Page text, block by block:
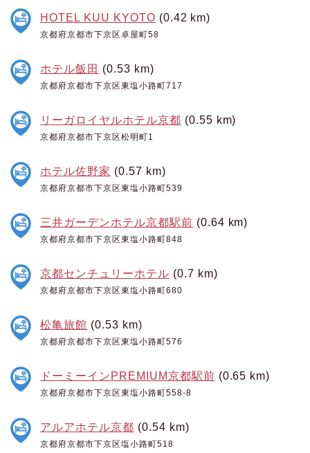
HOTEL KUU KYOTO (0.42 km)
京都府京都市下京区卓屋町58
ホテル飯田 (0.53 km)
京都府京都市下京区東塩小路町717
リーガロイヤルホテル京都 (0.55 km)
京都府京都市下京区松明町1
ホテル佐野家 (0.57 km)
京都府京都市下京区東塩小路町539
三井ガーデンホテル京都駅前 (0.64 km)
京都府京都市下京区東塩小路町848
京都センチュリーホテル (0.7 km)
京都府京都市下京区東塩小路町680
松亀旅館 (0.53 km)
京都府京都市下京区東塩小路町576
ドーミーインPREMIUM京都駅前 (0.65 km)
京都府京都市下京区東塩小路町558-8
アルアホテル京都 (0.54 km)
京都府京都市下京区塩小路町518